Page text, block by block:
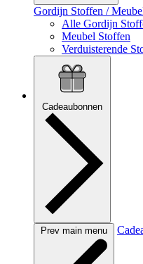
Gordijn Stoffen /
Alle Gordijn
Meubel Stoffen
Verduisterende
Cadeaubonnen
Prev main menu